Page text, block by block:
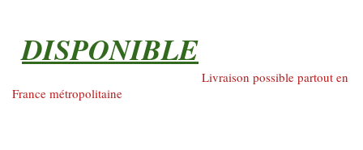
DISPONIBLE
Livraison possible partout en
France métropolitaine